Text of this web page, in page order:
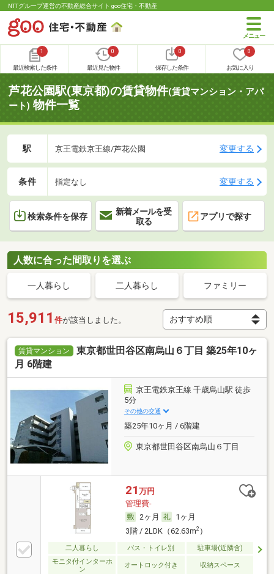
NTTグループ運営の不動産総合サイト goo住宅・不動産
1
最近検索した条件
0
最近見た物件
0
保存した条件
0
お気に入り
芦花公園駅(東京都)の賃貸物件(賃貸マンション・アパ
ート) 物件一覧
駅 京王電鉄京王線/芦花公園 変更する
条件 指定なし 変更する
検索条件を保存
新着メールを受
取る
アプリで探す
人数に合った間取りを選ぶ
一人暮らし 二人暮らし ファミリー
15,911 件が該当しました。
賃貸マンション
東京都世田谷区南烏山６丁目 築25年10ヶ
月 6階建
京王電鉄京王線 千歳烏山駅 徒歩
5分
その他の交通
築25年10ヶ月 / 6階建
東京都世田谷区南烏山６丁目
21 万円
管理費-
2ヶ月
1ヶ月
3階 / 2LDK（62.63m2）
二人暮らし バス・トイレ別
駐車場(近隣含)
モニタ付インターホ
ン
オートロック付き 収納スペース